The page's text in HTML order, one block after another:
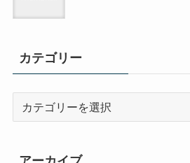
カテゴリー